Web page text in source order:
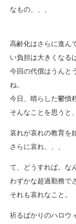
なもの、、、
高齢化はさらに進ん
い負担は大きくなる
今回の代償はうんと
ね。
今日、晴らした鬱憤
そんなことを思うと
哀れが哀れの教育を
さらに哀れ、、、
て、どうすれば。な
わずかな超過勤務で
それも哀れなこと。
祈るばかりのハロウ